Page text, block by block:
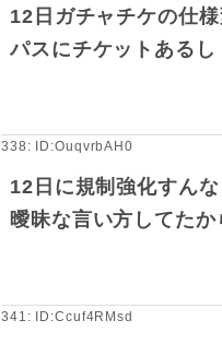
12日ガチャチケの仕
パスにチケットあるし
338: ID:OuqvrbAH0
12日に規制強化すん
曖昧な言い方してた
341: ID:Ccuf4RMsd